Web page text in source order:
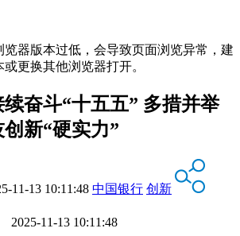
器版本过低，会导致页面浏览异常，建
更换其他浏览器打开。
奋斗“十五五” 多措并举
新“硬实力”
11-13 10:11:48 中国银行 创新
11-13 10:11:48